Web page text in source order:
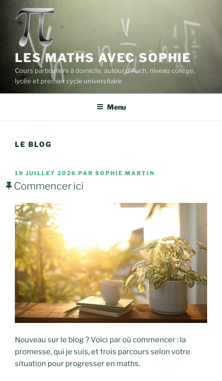
contenu
principal
LES MATHS AVEC SOPHIE
Cours particuliers à domicile, autour d'Auch, niveau collège,
lycée et premier cycle universitaire
Menu
LE BLOG
PUBLIÉ
LE
19 JUILLET 2026 PAR SOPHIE MARTIN
Commencer ici
Nouveau sur le blog ? Voici par où commencer : la
promesse, qui je suis, et trois parcours selon votre
situation pour progresser en maths.